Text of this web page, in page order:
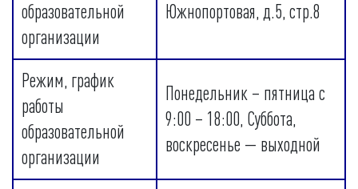
образовательной
организации
Южнопортовая, д.5, стр.8
Режим, график
работы
образовательной
организации
Понедельник – пятница с
9:00 – 18:00, Суббота,
воскресенье — выходной